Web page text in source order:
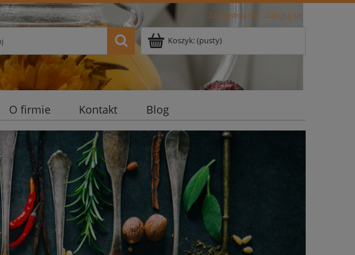
Zarejestruj się Zaloguj się
Koszyk:(pusty)
O firmie Kontakt Blog